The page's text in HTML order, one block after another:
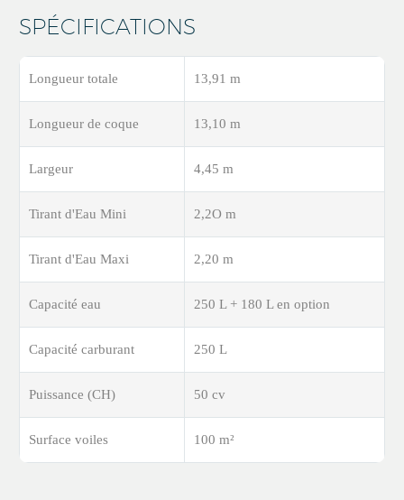
SPÉCIFICATIONS
Longueur totale 13,91 m
Longueur de coque 13,10 m
Largeur 4,45 m
Tirant d'Eau Mini 2,2O m
Tirant d'Eau Maxi 2,20 m
Capacité eau 250 L + 180 L en option
Capacité carburant 250 L
Puissance (CH) 50 cv
Surface voiles 100 m²